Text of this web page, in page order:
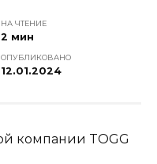
НА ЧТЕНИЕ
2 мин
ОПУБЛИКОВАНО
12.01.2024